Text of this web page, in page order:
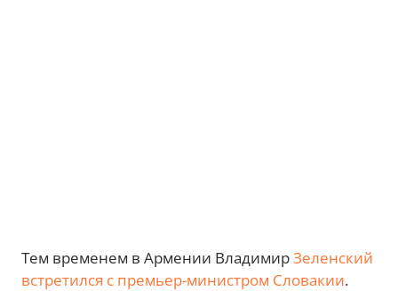
Тем временем в Армении ВладимирЗеленский
встретился с премьер-министром Словакии.